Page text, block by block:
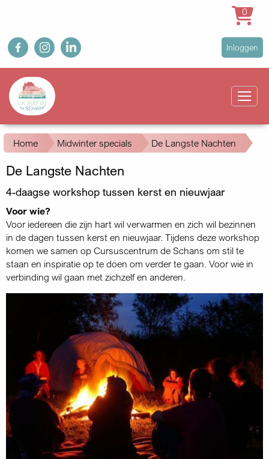
Overslaan
en
naar
inhoud
gaan
fb ig in
User
account
Inloggen
Main
navigation
0
Kruimelpad
Home Midwinter specials De Langste Nachten
De Langste Nachten
4-daagse workshop tussen kerst en nieuwjaar
Voor wie?
Voor iedereen die zijn hart wil verwarmen en zich wil bezinnen
in de dagen tussen kerst en nieuwjaar. Tijdens deze workshop
komen we samen op Cursuscentrum de Schans om stil te
staan en inspiratie op te doen om verder te gaan. Voor wie in
verbinding wil gaan met zichzelf en anderen.